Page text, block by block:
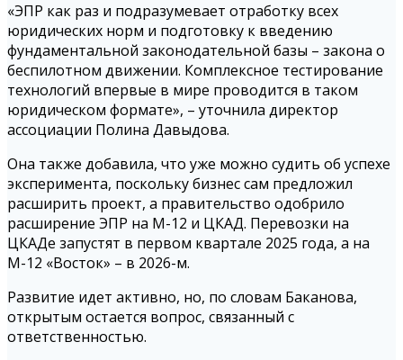
«ЭПР как раз и подразумевает отработку всех
юридических норм и подготовку к введению
фундаментальной законодательной базы – закона о
беспилотном движении. Комплексное тестирование
технологий впервые в мире проводится в таком
юридическом формате», – уточнила директор
ассоциации Полина Давыдова.
Она также добавила, что уже можно судить об успехе
эксперимента, поскольку бизнес сам предложил
расширить проект, а правительство одобрило
расширение ЭПР на М-12 и ЦКАД. Перевозки на
ЦКАДе запустят в первом квартале 2025 года, а на
М-12 «Восток» – в 2026-м.
Развитие идет активно, но, по словам Баканова,
открытым остается вопрос, связанный с
ответственностью.